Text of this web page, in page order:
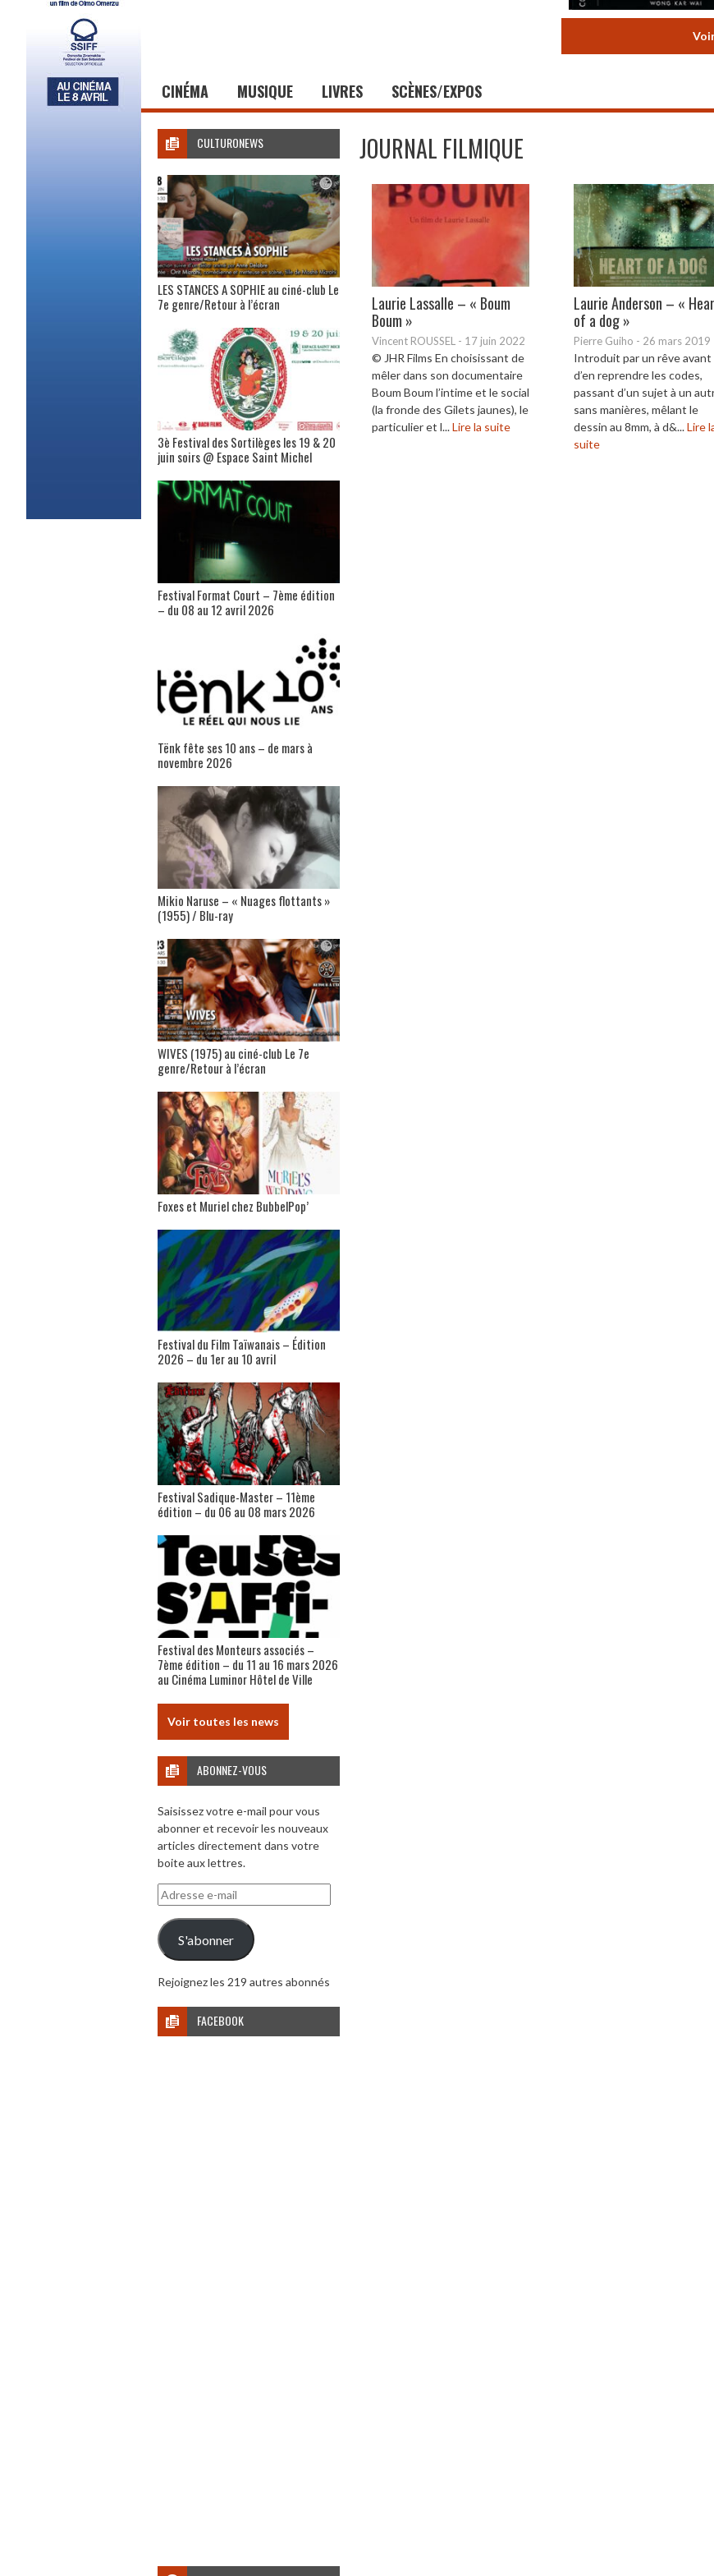
CINÉMA MUSIQUE LIVRES SCÈNES/EXPOS
JOURNAL FILMIQUE
Laurie Lassalle – « Boum
Boum »
Vincent ROUSSEL - 17 juin 2022
© JHR Films En choisissant de
mêler dans son documentaire
Boum Boum l’intime et le social
(la fronde des Gilets jaunes), le
particulier et l...Lire la suite
Laurie Anderson – «
of a dog »
Pierre Guiho - 26 mars 2019
Introduit par un rêve avant
d’en reprendre les codes,
passant d’un sujet à un
sans manières, mêlant le
dessin au 8mm, à d&...Lire
suite
CULTURONEWS
LES STANCES A SOPHIE au ciné-club Le
7e genre/Retour à l’écran
3è Festival des Sortilèges les 19 & 20
juin soirs @ Espace Saint Michel
Festival Format Court – 7ème édition
– du 08 au 12 avril 2026
Tënk fête ses 10 ans – de mars à
novembre 2026
Mikio Naruse – « Nuages flottants »
(1955) / Blu-ray
WIVES (1975) au ciné-club Le 7e
genre/Retour à l’écran
Foxes et Muriel chez BubbelPop’
Festival du Film Taïwanais – Édition
2026 – du 1er au 10 avril
Festival Sadique-Master – 11ème
édition – du 06 au 08 mars 2026
Festival des Monteurs associés –
7ème édition – du 11 au 16 mars 2026
au Cinéma Luminor Hôtel de Ville
Voir toutes les news
ABONNEZ-VOUS
Saisissez votre e-mail pour vous
abonner et recevoir les nouveaux
articles directement dans votre
boite aux lettres.
Adresse
e-
mail
S'abonner
Rejoignez les 219 autres abonnés
FACEBOOK